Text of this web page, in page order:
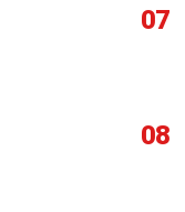
07
08